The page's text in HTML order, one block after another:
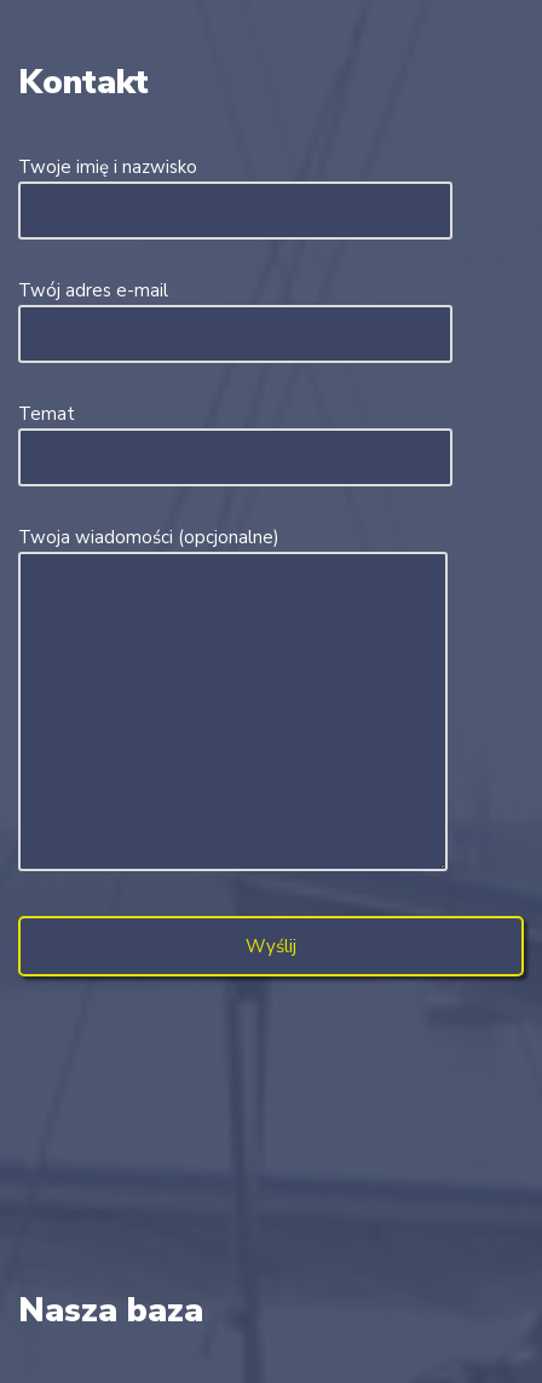
Kontakt
Twoje imię i nazwisko
Twój adres e-mail
Temat
Twoja wiadomości (opcjonalne)
Nasza baza